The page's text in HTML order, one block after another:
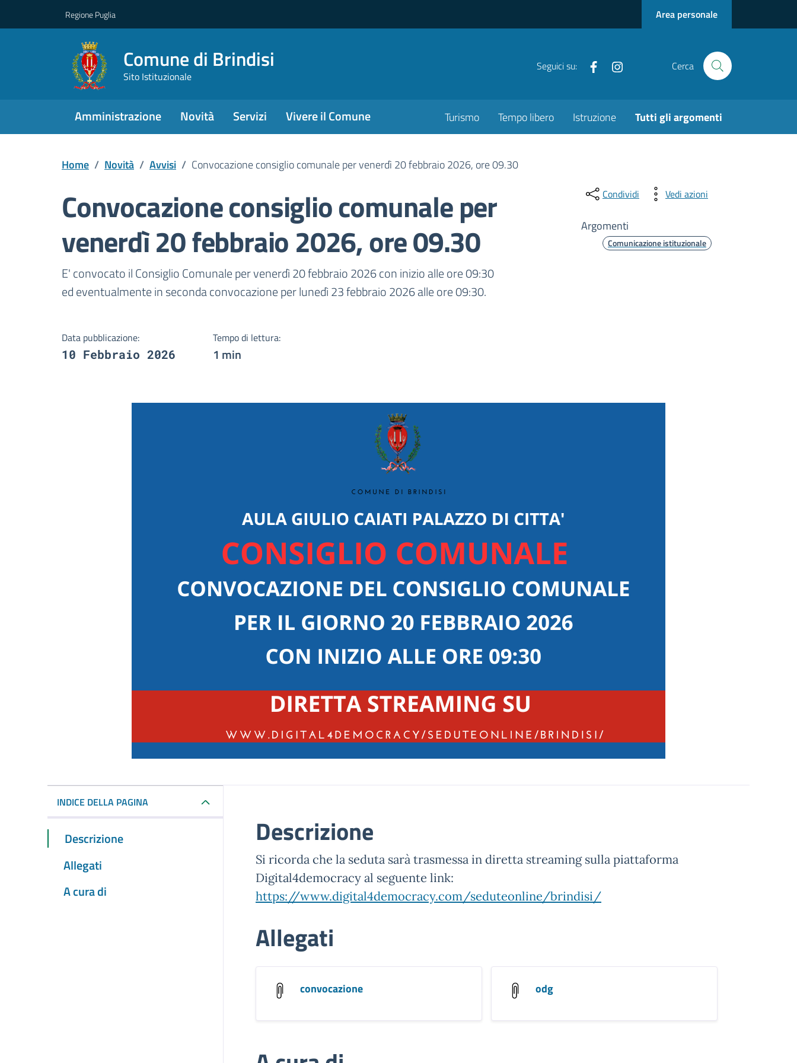
Regione Puglia Area personale
Comune di Brindisi
Sito Istituzionale
Seguici su: FacebookInstagramCerca
Amministrazione Novità Servizi Vivere il Comune Turismo Tempo libero Istruzione Tutti gli argomenti
Home / Novità / Avvisi / Convocazione consiglio comunale per venerdì 20 febbraio 2026, ore 09.30
Convocazione consiglio comunale per
venerdì 20 febbraio 2026, ore 09.30
Dettagli della notizia
E' convocato il Consiglio Comunale per venerdì 20 febbraio 2026 con inizio alle ore 09:30
ed eventualmente in seconda convocazione per lunedì 23 febbraio 2026 alle ore 09:30.
Data pubblicazione:
10 Febbraio 2026
Tempo di lettura:
1 min
Condividi Vedi azioni
Argomenti
Comunicazione istituzionale
INDICE DELLA PAGINA
Descrizione
Allegati
A cura di
Descrizione
Si ricorda che la seduta sarà trasmessa in diretta streaming sulla piattaforma
Digital4democracy al seguente link:
https://www.digital4democracy.com/seduteonline/brindisi/
Allegati
convocazione odg